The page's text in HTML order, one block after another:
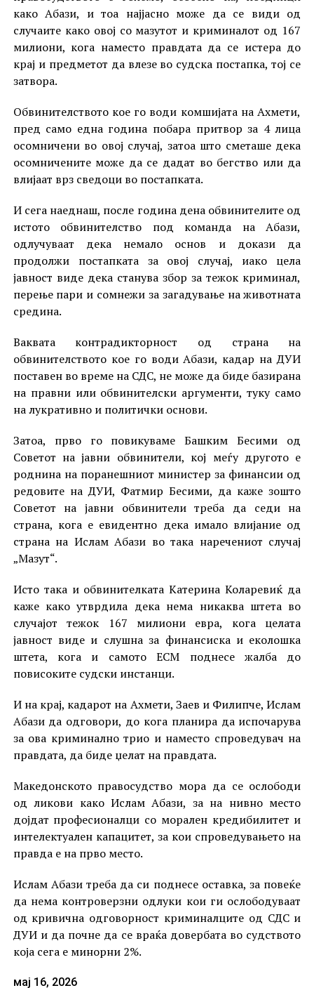
како Абази, и тоа најјасно може да се види од
случаите како овој со мазутот и криминалот од 167
милиони, кога наместо правдата да се истера до
крај и предметот да влезе во судска постапка, тој се
затвора.
Обвинителството кое го води комшијата на Ахмети,
пред само една година побара притвор за 4 лица
осомничени во овој случај, затоа што сметаше дека
осомничените може да се дадат во бегство или да
влијаат врз сведоци во постапката.
И сега наеднаш, после година дена обвинителите од
истото обвинителство под команда на Абази,
одлучуваат дека немало основ и докази да
продолжи постапката за овој случај, иако цела
јавност виде дека станува збор за тежок криминал,
перење пари и сомнежи за загадување на животната
средина.
Ваквата контрадикторност од страна на
обвинителството кое го води Абази, кадар на ДУИ
поставен во време на СДС, не може да биде базирана
на правни или обвинителски аргументи, туку само
на лукративно и политички основи.
Затоа, прво го повикуваме Башким Бесими од
Советот на јавни обвинители, кој меѓу другото е
роднина на поранешниот министер за финансии од
редовите на ДУИ, Фатмир Бесими, да каже зошто
Советот на јавни обвинители треба да седи на
страна, кога е евидентно дека имало влијание од
страна на Ислам Абази во така наречениот случај
„Мазут“.
Исто така и обвинителката Катерина Коларевиќ да
каже како утврдила дека нема никаква штета во
случајот тежок 167 милиони евра, кога целата
јавност виде и слушна за финансиска и еколошка
штета, кога и самото ЕСМ поднесе жалба до
повисоките судски инстанци.
И на крај, кадарот на Ахмети, Заев и Филипче, Ислам
Абази да одговори, до кога планира да испочарува
за ова криминално трио и наместо спроведувач на
правдата, да биде џелат на правдата.
Македонското правосудство мора да се ослободи
од ликови како Ислам Абази, за на нивно место
дојдат професионалци со морален кредибилитет и
интелектуален капацитет, за кои спроведувањето на
правда е на прво место.
Ислам Абази треба да си поднесе оставка, за повеќе
да нема контроверзни одлуки кои ги ослободуваат
од кривична одговорност криминалците од СДС и
ДУИ и да почне да се враќа довербата во судството
која сега е минорни 2%.
мај 16, 2026